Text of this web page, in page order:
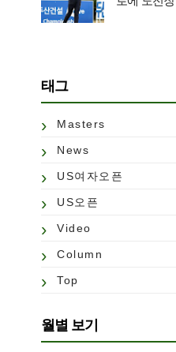
태그
Masters
News
US여자오픈
US오픈
Video
Column
Top
월별 보기